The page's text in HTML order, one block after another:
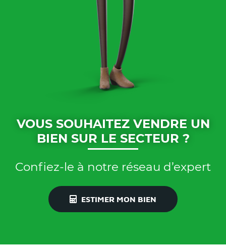
VOUS SOUHAITEZ VENDRE UN
BIEN SUR LE SECTEUR ?
Confiez-le à notre réseau d’expert
ESTIMER MON BIEN